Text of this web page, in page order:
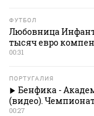
ФУТБОЛ
Любовница
тысяч евро
00:31
ПОРТУГАЛИЯ
Бенфика -
(видео).
00:27